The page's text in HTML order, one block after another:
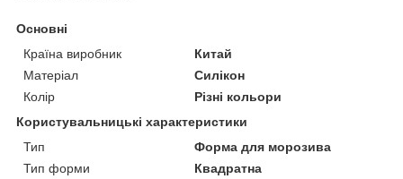
Основні
Країна виробник
Китай
Матеріал
Силікон
Колір
Різні кольори
Користувальницькі характеристики
Тип
Форма для морозива
Тип форми
Квадратна